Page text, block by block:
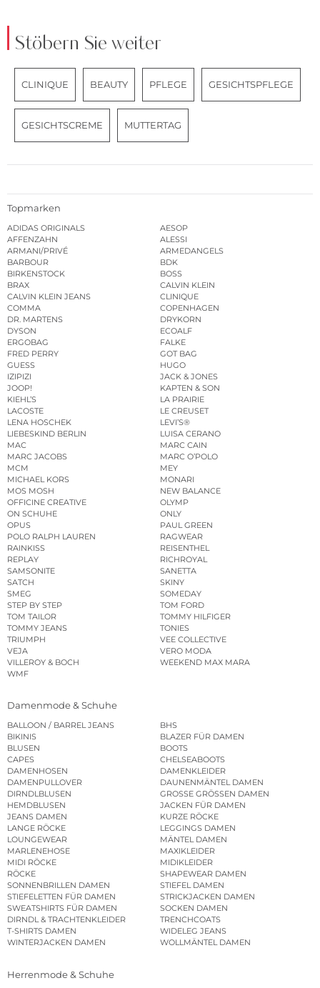
Stöbern Sie weiter
CLINIQUE BEAUTY PFLEGE GESICHTSPFLEGE
GESICHTSCREME MUTTERTAG
Topmarken
ADIDAS ORIGINALS
AESOP
AFFENZAHN
ALESSI
ARMANI/PRIVÉ
ARMEDANGELS
BARBOUR
BDK
BIRKENSTOCK
BOSS
BRAX
CALVIN KLEIN
CALVIN KLEIN JEANS
CLINIQUE
COMMA
COPENHAGEN
DR. MARTENS
DRYKORN
DYSON
ECOALF
ERGOBAG
FALKE
FRED PERRY
GOT BAG
GUESS
HUGO
IZIPIZI
JACK & JONES
JOOP!
KAPTEN & SON
KIEHL’S
LA PRAIRIE
LACOSTE
LE CREUSET
LENA HOSCHEK
LEVI’S®
LIEBESKIND BERLIN
LUISA CERANO
MAC
MARC CAIN
MARC JACOBS
MARC O’POLO
MCM
MEY
MICHAEL KORS
MONARI
MOS MOSH
NEW BALANCE
OFFICINE CREATIVE
OLYMP
ON SCHUHE
ONLY
OPUS
PAUL GREEN
POLO RALPH LAUREN
RAGWEAR
RAINKISS
REISENTHEL
REPLAY
RICHROYAL
SAMSONITE
SANETTA
SATCH
SKINY
SMEG
SOMEDAY
STEP BY STEP
TOM FORD
TOM TAILOR
TOMMY HILFIGER
TOMMY JEANS
TONIES
TRIUMPH
VEE COLLECTIVE
VEJA
VERO MODA
VILLEROY & BOCH
WEEKEND MAX MARA
WMF
Damenmode & Schuhe
BALLOON / BARREL JEANS
BHS
BIKINIS
BLAZER FÜR DAMEN
BLUSEN
BOOTS
CAPES
CHELSEABOOTS
DAMENHOSEN
DAMENKLEIDER
DAMENPULLOVER
DAUNENMÄNTEL DAMEN
DIRNDLBLUSEN
GROSSE GRÖSSEN DAMEN
HEMDBLUSEN
JACKEN FÜR DAMEN
JEANS DAMEN
KURZE RÖCKE
LANGE RÖCKE
LEGGINGS DAMEN
LOUNGEWEAR
MÄNTEL DAMEN
MARLENEHOSE
MAXIKLEIDER
MIDI RÖCKE
MIDIKLEIDER
RÖCKE
SHAPEWEAR DAMEN
SONNENBRILLEN DAMEN
STIEFEL DAMEN
STIEFELETTEN FÜR DAMEN
STRICKJACKEN DAMEN
SWEATSHIRTS FÜR DAMEN
SOCKEN DAMEN
DIRNDL & TRACHTENKLEIDER
TRENCHCOATS
T-SHIRTS DAMEN
WIDELEG JEANS
WINTERJACKEN DAMEN
WOLLMÄNTEL DAMEN
Herrenmode & Schuhe